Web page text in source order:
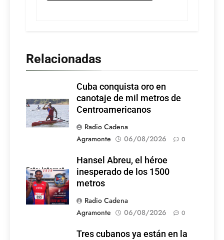
Relacionadas
Cuba conquista oro en
canotaje de mil metros de
Centroamericanos
Radio Cadena
Agramonte
06/08/2026 0
Foto: Internet
Hansel Abreu, el héroe
inesperado de los 1500
metros
Radio Cadena
Agramonte
06/08/2026 0
Tres cubanos ya están en la